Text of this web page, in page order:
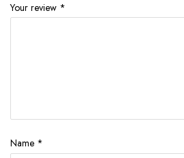
Your review *
Name *